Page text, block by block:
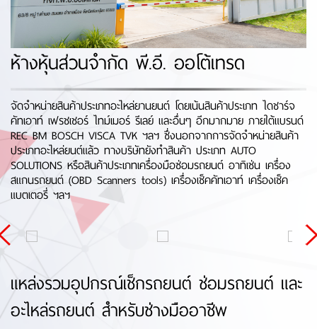
ห้างหุ้นส่วนจำกัด พี.อี. ออโต้เทรด
จัดจำหน่ายสินค้าประเภทอะไหล่ยานยนต์ โดยเน้นสินค้าประเภท ไดชาร์จ
คัทเอาท์ เฟรชเชอร์ ไทม์เมอร์ รีเลย์ และอื่นๆ อีกมากมาย ภายใต้แบรนด์
REC BM BOSCH VISCA TVK ฯลฯ ซึ่งนอกจากการจัดจำหน่ายสินค้า
ประเภทอะไหล่ยนต์แล้ว ทางบริษัทยังทำสินค้า ประเภท AUTO
SOLUTIONS หรือสินค้าประเภทเครื่องมือซ่อมรถยนต์ อาทิเช่น เครื่อง
สแกนรถยนต์ (OBD Scanners tools) เครื่องเช็คคัทเอาท์ เครื่องเช็ค
แบตเตอรี่ ฯลฯ
แหล่งรวมอุปกรณ์เช็กรถยนต์ ช่อมรถยนต์ และ
อะไหล่รถยนต์ สำหรับช่างมืออาชีพ